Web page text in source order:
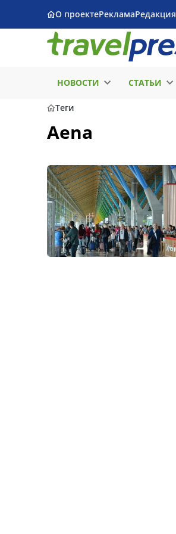
О проектеРекламаРедакция
НОВОСТИ СТАТЬИ
Теги
Aena